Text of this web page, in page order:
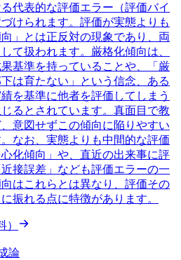
代表的な評価エラー（評価バイ
けられます。評価が実態よりも
」とは正反対の現象であり、両
て扱われます。厳格化傾向は、
基準を持っていることや、「厳
は育たない」という信念、ある
を基準に他者を評価してしまう
るとされています。真面目で教
意図せずこの傾向に陥りやすい
なお、実態よりも中間的な評価
化傾向」や、直近の出来事に評
接誤差」なども評価エラーの一
はこれらとは異なり、評価その
振れる点に特徴があります。
論